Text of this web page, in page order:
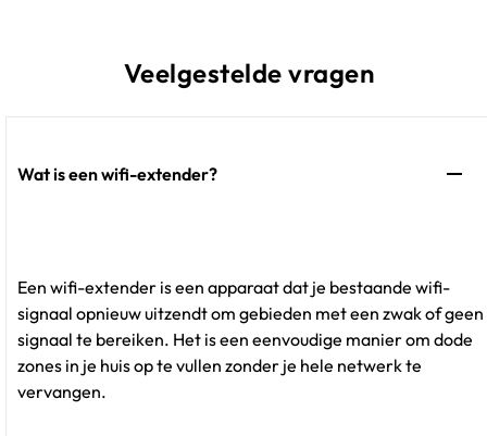
Veelgestelde vragen
Wat is een wifi-extender?
Een wifi-extender is een apparaat dat je bestaande wifi-
signaal opnieuw uitzendt om gebieden met een zwak of geen
signaal te bereiken. Het is een eenvoudige manier om dode
zones in je huis op te vullen zonder je hele netwerk te
vervangen.